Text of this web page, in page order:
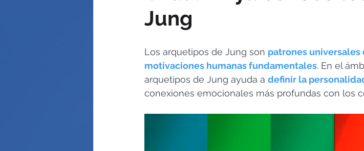
Jung
Los arquetipos de Jung son patrones
motivaciones humanas fundamentales. En el
arquetipos de Jung ayuda a definir la
conexiones emocionales más profundas con los